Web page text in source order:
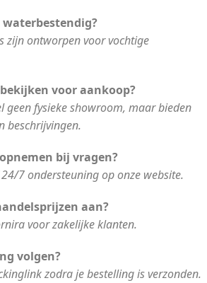
zijn ontworpen voor vochtige
voor aankoop?
geen fysieke showroom, maar bieden
beschrijvingen.
bij vragen?
7 ondersteuning op onze website.
aan?
voor zakelijke klanten.
volgen?
zodra je bestelling is verzonden.